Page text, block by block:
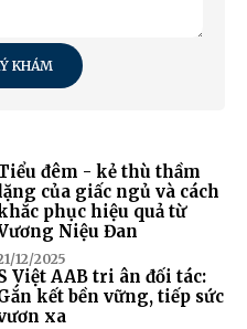
KHÁM
đêm - kẻ thù thầm
của giấc ngủ và cách
phục hiệu quả từ
Niệu Đan
12/2025
Việt AAB tri ân đối tác:
kết bền vững, tiếp sức
xa